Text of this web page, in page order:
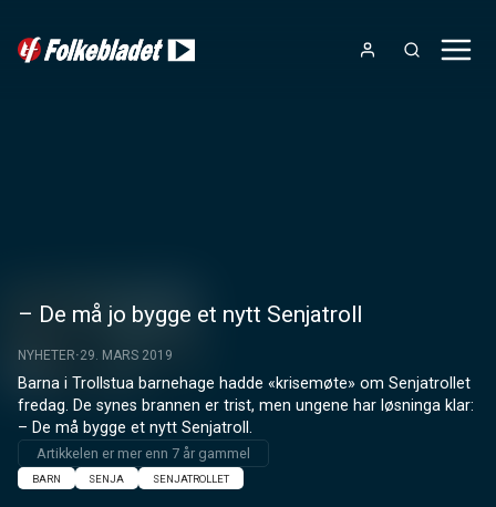
– De må jo bygge et nytt Senjatroll
NYHETER 29. MARS 2019
Barna i Trollstua barnehage hadde «krisemøte» om Senjatrollet
fredag. De synes brannen er trist, men ungene har løsninga klar:
– De må bygge et nytt Senjatroll.
Artikkelen er mer enn 7 år gammel
BARN SENJA SENJATROLLET